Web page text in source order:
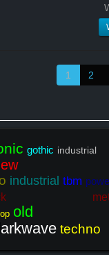
1 2
gothic industrial
industrial tbm
old
techno